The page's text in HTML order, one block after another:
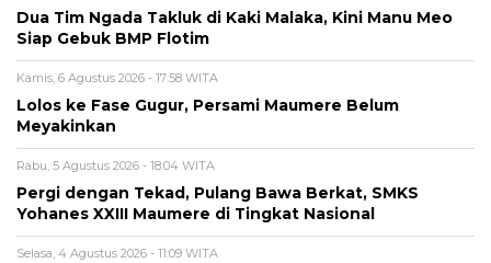
Dua Tim Ngada Takluk di Kaki Malaka, Kini Manu Meo
Siap Gebuk BMP Flotim
Kamis, 6 Agustus 2026 - 17:58 WITA
Lolos ke Fase Gugur, Persami Maumere Belum
Meyakinkan
Rabu, 5 Agustus 2026 - 18:04 WITA
Pergi dengan Tekad, Pulang Bawa Berkat, SMKS
Yohanes XXIII Maumere di Tingkat Nasional
Selasa, 4 Agustus 2026 - 11:09 WITA